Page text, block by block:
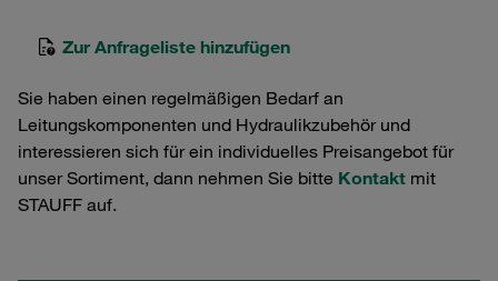
Zur Anfrageliste hinzufügen
Sie haben einen regelmäßigen Bedarf an
Leitungskomponenten und Hydraulikzubehör und
interessieren sich für ein individuelles Preisangebot für
unser Sortiment, dann nehmen Sie bitte Kontakt mit
STAUFF auf.